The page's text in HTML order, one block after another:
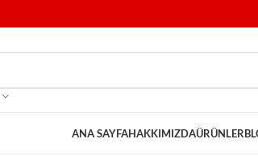
ANA SAYFAHAKKIMIZDAÜRÜNLER